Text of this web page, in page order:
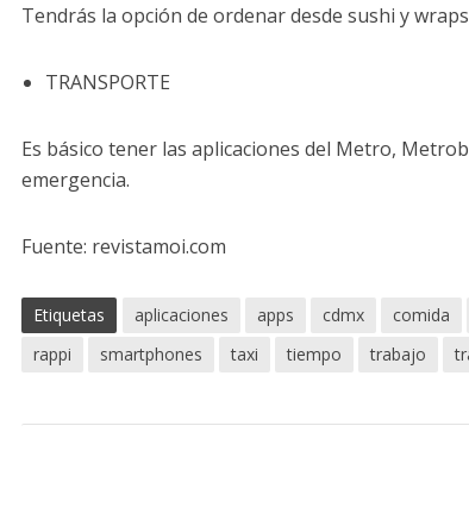
Tendrás la opción de ordenar desde sushi y
TRANSPORTE
Es básico tener las aplicaciones del Metro,
emergencia.
Fuente: revistamoi.com
Etiquetas aplicaciones apps cdmx comida
rappi
smartphones taxi tiempo trabajo